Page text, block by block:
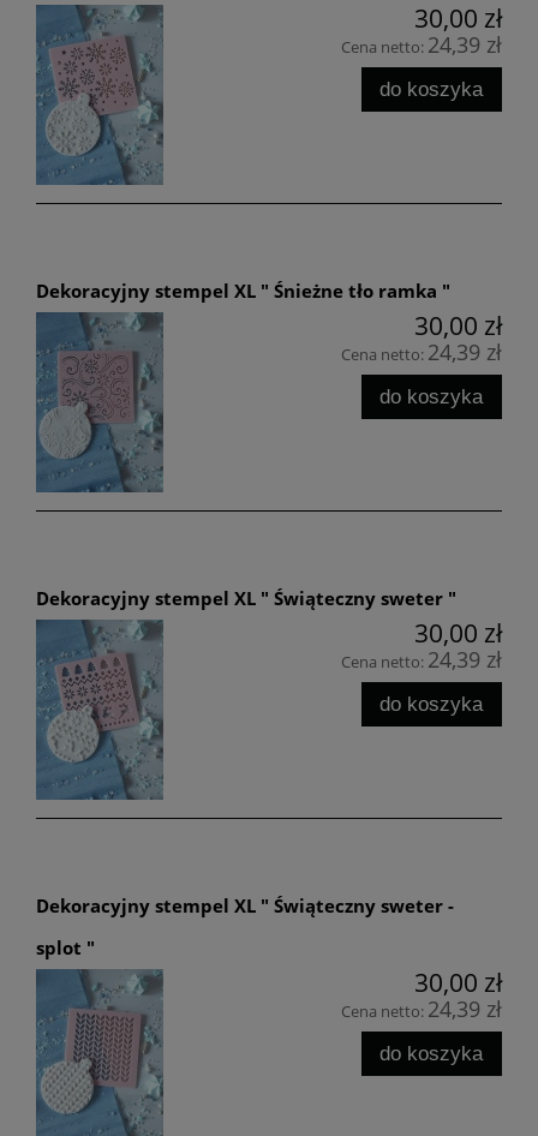
30,00 zł
Cena netto: 24,39 zł
do koszyka
Dekoracyjny stempel XL " Śnieżne tło ramka "
30,00 zł
Cena netto: 24,39 zł
do koszyka
Dekoracyjny stempel XL " Świąteczny sweter "
30,00 zł
Cena netto: 24,39 zł
do koszyka
Dekoracyjny stempel XL " Świąteczny sweter -
splot "
30,00 zł
Cena netto: 24,39 zł
do koszyka